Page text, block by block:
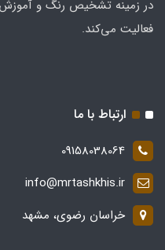
در زمینه تشخیص رنگ و
فعالیت می‌کند.
ارتباط با ما
09158038064
info@mrtashkhis.ir
خراسان رضوی، مشهد